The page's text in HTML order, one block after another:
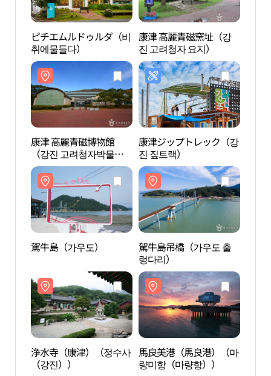
ピチエムルドゥルダ（비
취에물들다）
康津 高麗青磁窯址（강
진 고려청자 요지）
康津 高麗青磁博物館
（강진 고려청자박물
관）
康津ジップトレック（강
진 짚트랙）
駕牛島（가우도）
駕牛島吊橋（가우도 출
렁다리）
浄水寺（康津）（정수사
（강진））
馬良美港（馬良港）（마
량미항（마량항））